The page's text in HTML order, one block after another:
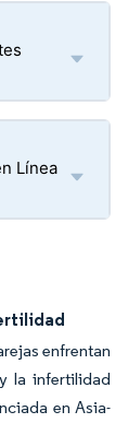
Línea
enfrentan
la infertilidad
en Asia-